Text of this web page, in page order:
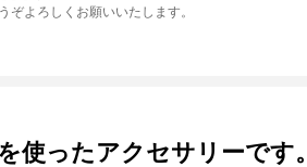
ぞよろしくお願いいたします。
使ったアクセサリーです。